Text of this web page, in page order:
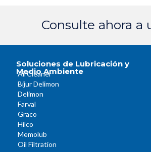
Consulte ahora a
Soluciones de Lubricación y
Medio Ambiente
AirCleaner
Bijur Delimon
Delimon
Farval
Graco
Hilco
Memolub
Oil Filtration